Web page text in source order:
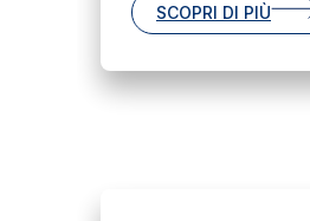
SCOPRI DI PIÙ